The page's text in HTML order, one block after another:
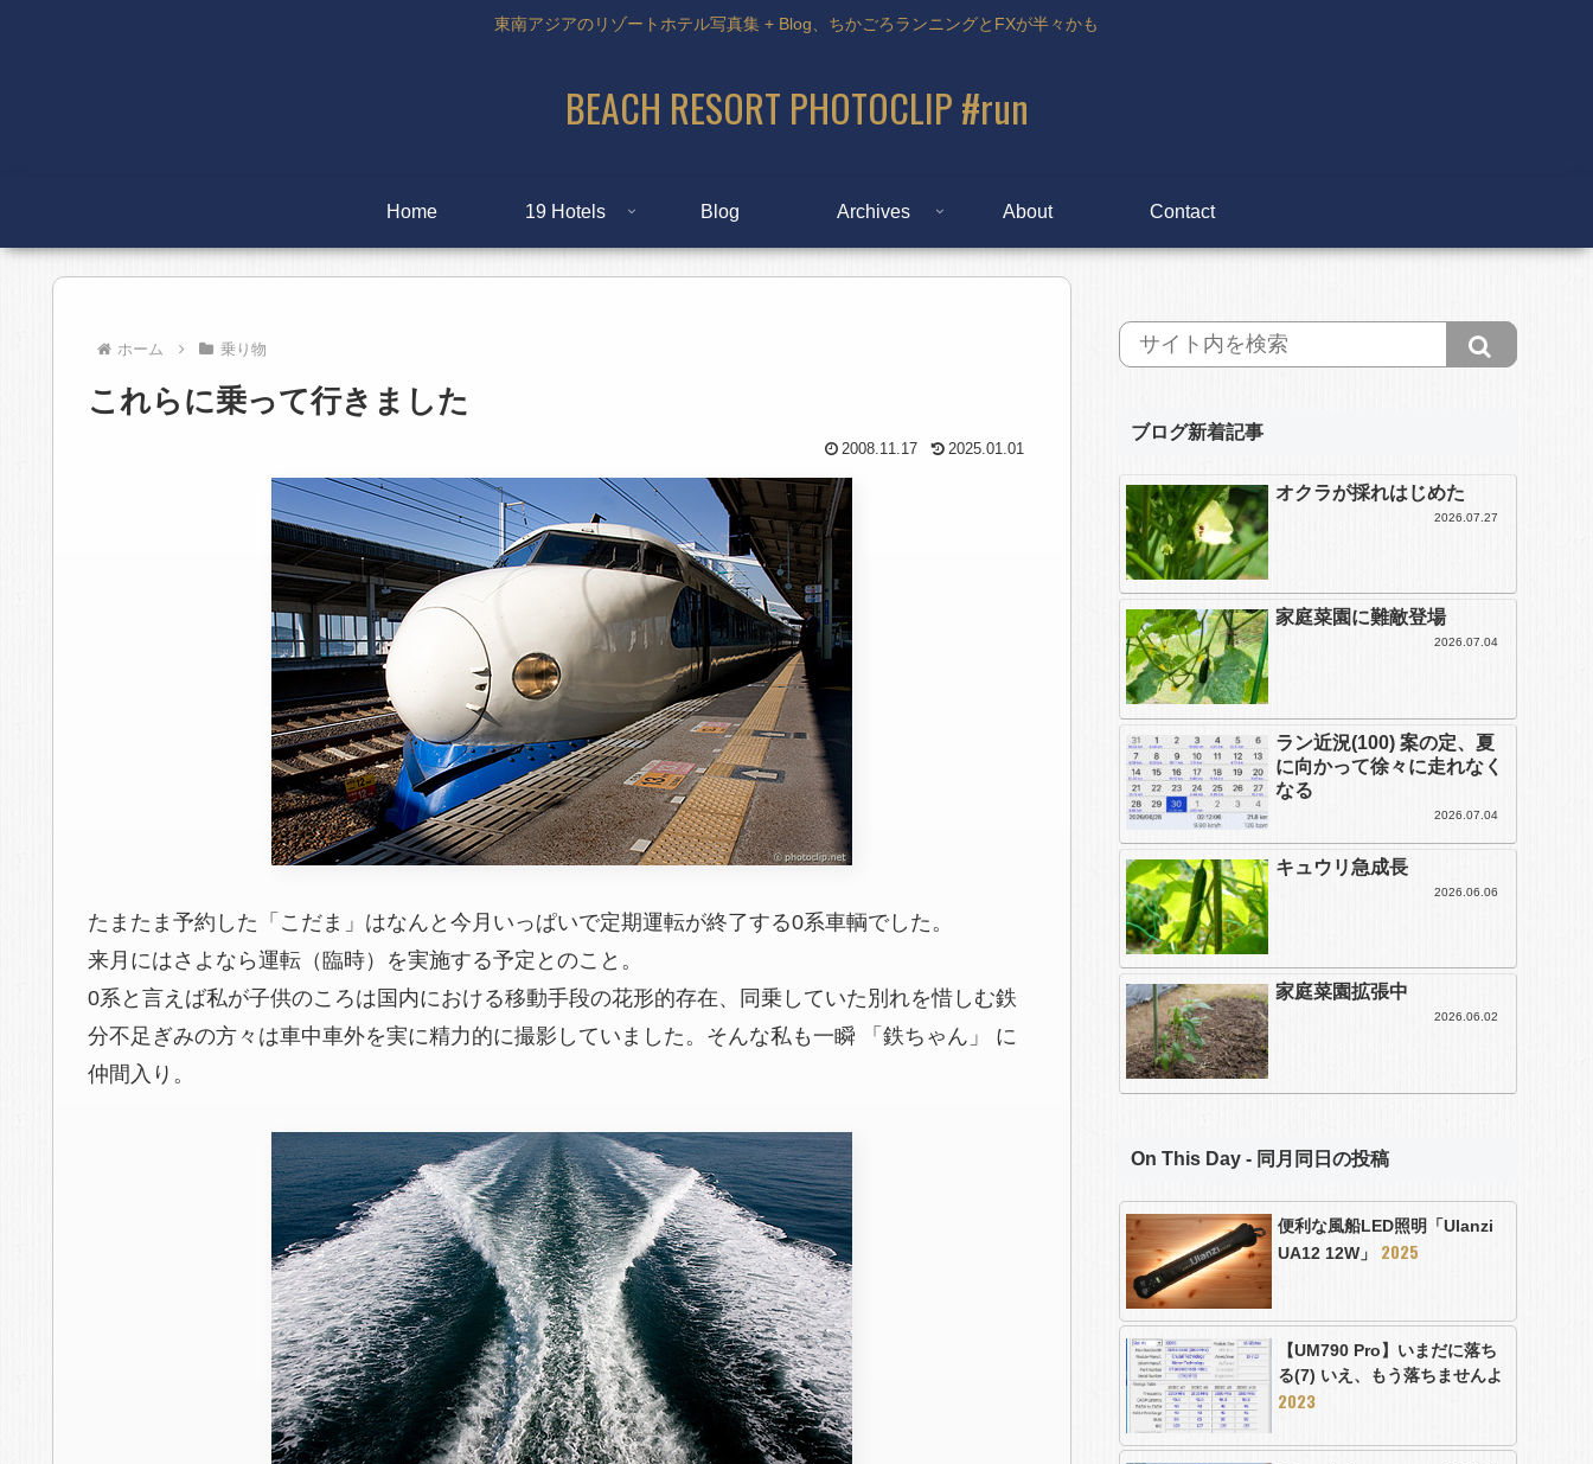
東南アジアのリゾートホテル写真集 + Blog、ちかごろランニングとFXが半々かも
BEACH RESORT PHOTOCLIP #run
Home 19 Hotels Blog Archives About Contact
ホーム 乗り物
これらに乗って行きました
2008.11.17 2025.01.01
たまたま予約した「こだま」はなんと今月いっぱいで定期運転が終了する0系車輌でした。
来月にはさよなら運転（臨時）を実施する予定とのこと。
0系と言えば私が子供のころは国内における移動手段の花形的存在、同乗していた別れを惜しむ鉄
分不足ぎみの方々は車中車外を実に精力的に撮影していました。そんな私も一瞬 「鉄ちゃん」 に
仲間入り。
ブログ新着記事
オクラが採れはじめた
2026.07.27
家庭菜園に難敵登場
2026.07.04
ラン近況(100) 案の定、夏
に向かって徐々に走れなく
なる
2026.07.04
キュウリ急成長
2026.06.06
家庭菜園拡張中
2026.06.02
On This Day - 同月同日の投稿
便利な風船LED照明「Ulanzi
UA12 12W」 2025
【UM790 Pro】いまだに落ち
る(7) いえ、もう落ちませんよ
2023